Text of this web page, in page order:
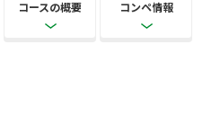
コースの概要 コンペ情報